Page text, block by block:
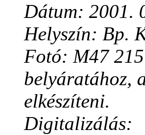
Dátum: 2001.
Helyszín: Bp.
Fotó: M47
belyáratához,
elkészíteni.
Digitalizálás: